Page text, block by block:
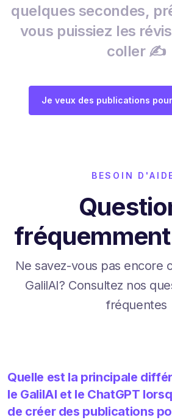
quelques secondes,
vous puissiez les
coller ✍️
Je veux des publications
BESOIN
Ne savez-vous pas encore
GalilAI? Consultez nos
fréquentes
Quelle est la principale
le GalilAI et le ChatGPT
de créer des publications